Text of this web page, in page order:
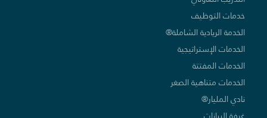
خدمات التوظيف
الخدمة الريادية الشاملة®
الخدمات الإستراتيجية
الخدمات المفتتة
الخدمات متناهية الصغر
نادي المليار®